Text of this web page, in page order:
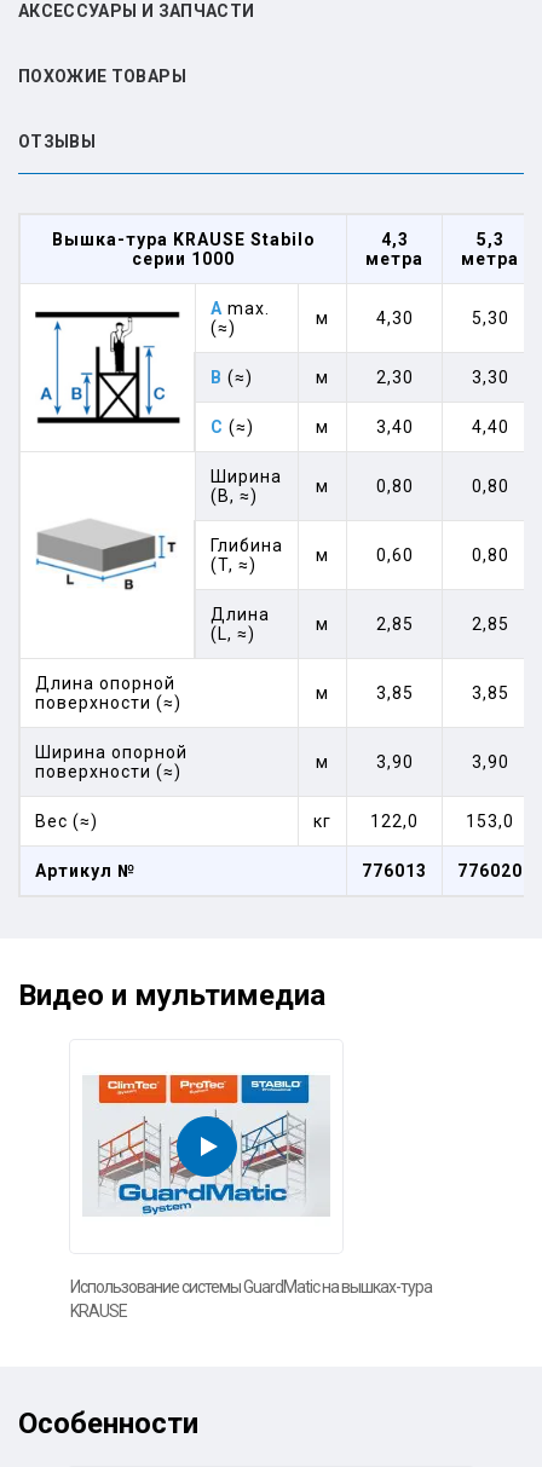
АКСЕССУАРЫ И ЗАПЧАСТИ
ПОХОЖИЕ ТОВАРЫ
ОТЗЫВЫ
Артикул № 776013 776020
Вышка-тура KRAUSE Stabilo
серии 1000
4,3
метра
5,3
метра
A max.
(≈)
м 4,30 5,30
B (≈) м 2,30 3,30
C (≈) м 3,40 4,40
Ширина
(B, ≈)
м 0,80 0,80
Глибина
(T, ≈)
м 0,60 0,80
Длина
(L, ≈)
м 2,85 2,85
Длина опорной
поверхности (≈)
м 3,85 3,85
Ширина опорной
поверхности (≈)
м 3,90 3,90
Вес (≈) кг 122,0 153,0
Видео и мультимедиа
Использование системы GuardMatic на вышках-тура
KRAUSE
Особенности